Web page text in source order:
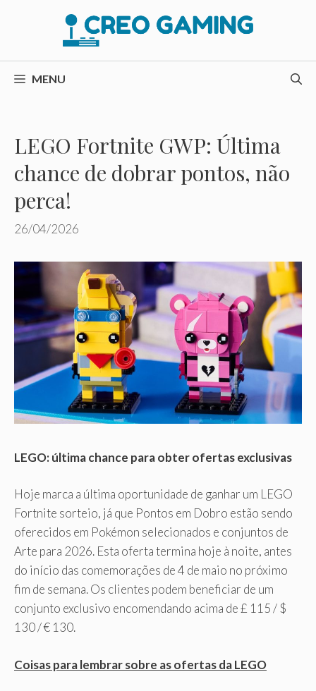
conteúdo
MENU
LEGO Fortnite GWP: Última
chance de dobrar pontos, não
perca!
26/04/2026
LEGO: última chance para obter ofertas exclusivas
Hoje marca a última oportunidade de ganhar um LEGO
Fortnite sorteio, já que Pontos em Dobro estão sendo
oferecidos em Pokémon selecionados e conjuntos de
Arte para 2026. Esta oferta termina hoje à noite, antes
do início das comemorações de 4 de maio no próximo
fim de semana. Os clientes podem beneficiar de um
conjunto exclusivo encomendando acima de £ 115 / $
130 / € 130.
Coisas para lembrar sobre as ofertas da LEGO